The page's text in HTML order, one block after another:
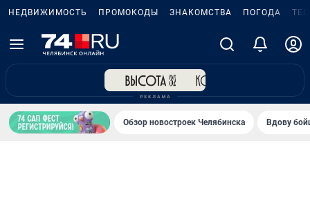
НЕДВИЖИМОСТЬ ПРОМОКОДЫ ЗНАКОМСТВА ПОГОДА
Обзор новостроек Челябинска Вдову